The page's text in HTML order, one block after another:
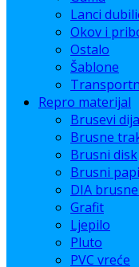
Lanci
Okov i
Ostalo
Šablone
Repro materijal
Brusevi
Brusne
Brusni disk
Brusni
DIA
Grafit
Ljepilo
Pluto
PVC vreće